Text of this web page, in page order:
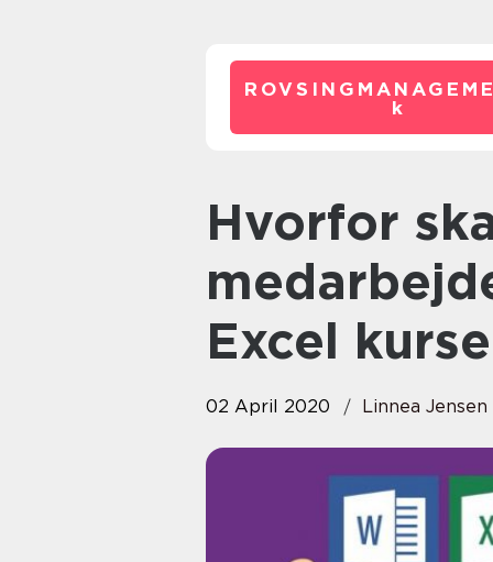
k
Hvorfor skal jeg sende mine
Excel
02 April 2020 Linnea Jensen